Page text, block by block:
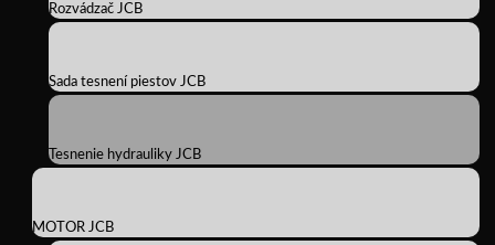
Rozvádzač JCB
Sada tesnení piestov JCB
Tesnenie hydrauliky JCB
MOTOR JCB